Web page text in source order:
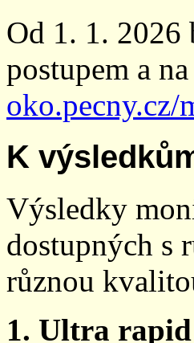
Od 1. 1.
postupem a
oko.pecny.cz/
K
Výsledky
dostupných s
různou
1. Ultra